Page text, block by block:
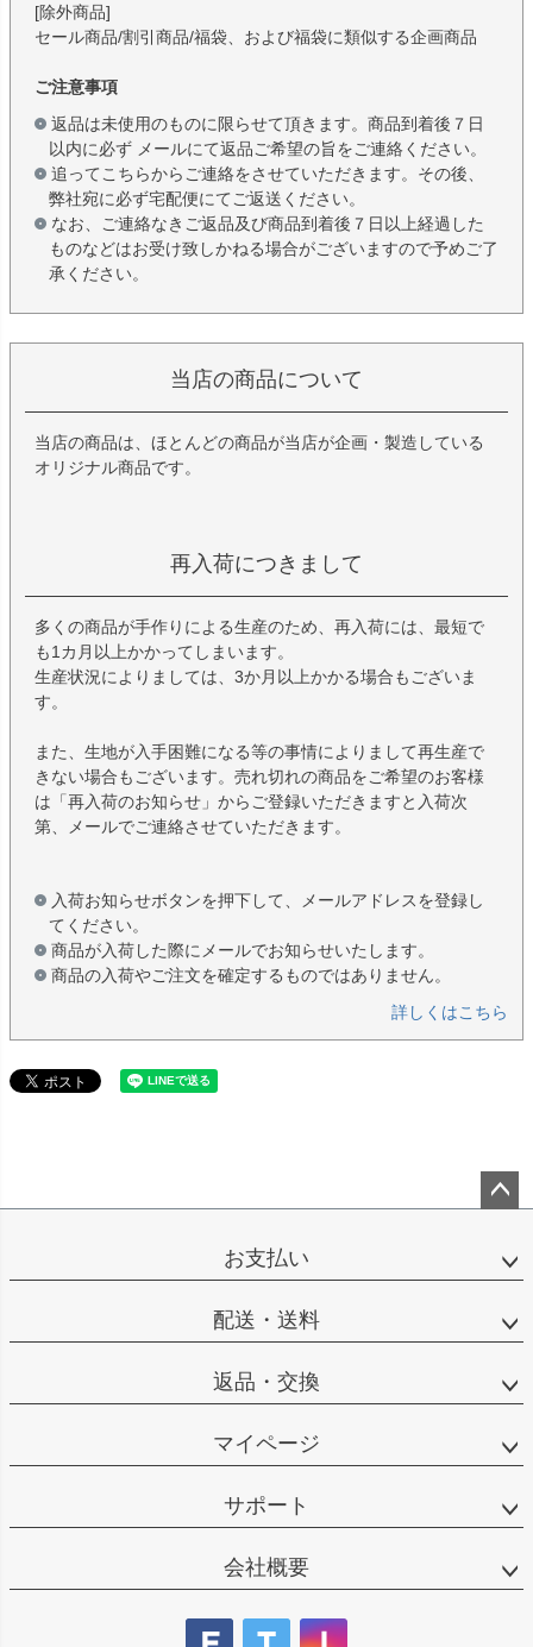
[除外商品]
セール商品/割引商品/福袋、および福袋に類似する企画商品
ご注意事項
返品は未使用のものに限らせて頂きます。商品到着後７日
以内に必ず メールにて返品ご希望の旨をご連絡ください。
追ってこちらからご連絡をさせていただきます。その後、
弊社宛に必ず宅配便にてご返送ください。
なお、ご連絡なきご返品及び商品到着後７日以上経過した
ものなどはお受け致しかねる場合がございますので予めご了
承ください。
当店の商品について
当店の商品は、ほとんどの商品が当店が企画・製造している
オリジナル商品です。
再入荷につきまして
多くの商品が手作りによる生産のため、再入荷には、最短で
も1カ月以上かかってしまいます。
生産状況によりましては、3か月以上かかる場合もございま
す。
また、生地が入手困難になる等の事情によりまして再生産で
きない場合もございます。売れ切れの商品をご希望のお客様
は「再入荷のお知らせ」からご登録いただきますと入荷次
第、メールでご連絡させていただきます。
入荷お知らせボタンを押下して、メールアドレスを登録し
てください。
商品が入荷した際にメールでお知らせいたします。
商品の入荷やご注文を確定するものではありません。
詳しくはこちら
ップ
お支払い
配送・送料
返品・交換
マイページ
サポート
会社概要